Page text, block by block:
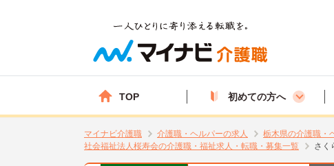
TOP 初めての方へ
マイナビ介護職 介護職・ヘルパーの求人 栃木県の介護職・
社会福祉法人桜寿会の介護職・福祉求人・転職・募集一覧
さく